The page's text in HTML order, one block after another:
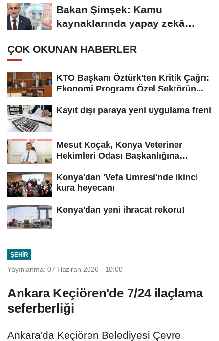
Bakan Şimşek: Kamu
kaynaklarında yapay zekâ
ÇOK OKUNAN HABERLER
KTO Başkanı Öztürk'ten Kritik Çağrı:
Ekonomi Programı Özel Sektörün...
Kayıt dışı paraya yeni uygulama freni
Mesut Koçak, Konya Veteriner
Hekimleri Odası Başkanlığına
Konya'dan 'Vefa Umresi'nde ikinci
kura heyecanı
Konya'dan yeni ihracat rekoru!
ŞEHIR
Yayınlanma: 07 Haziran 2026 - 10:00
Ankara Keçiören'de 7/24 ilaçlama
seferberliği
Ankara'da Keçiören Belediyesi Çevre